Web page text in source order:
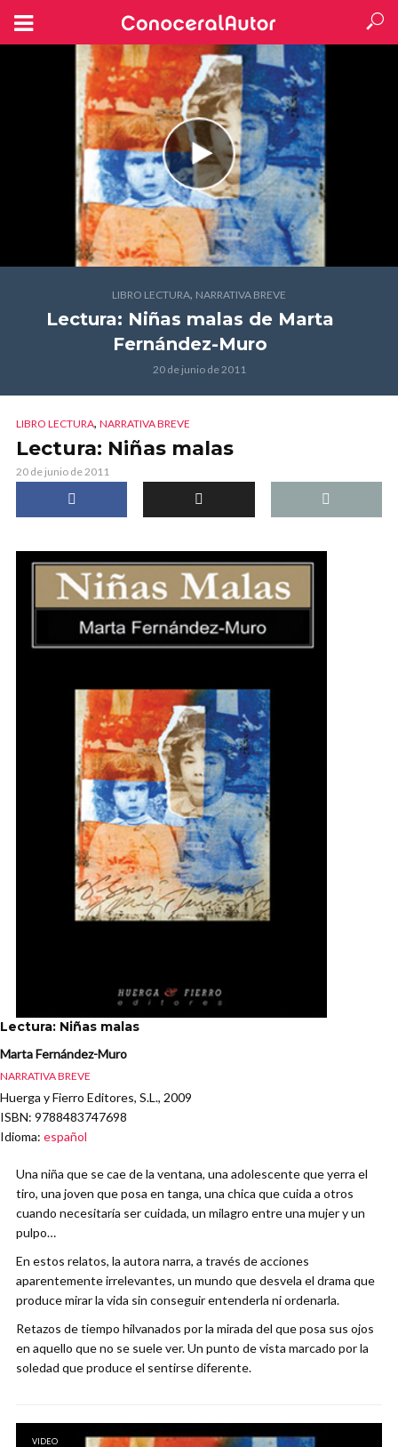
LIBRO LECTURA, NARRATIVA BREVE
Lectura: Niñas malas de Marta
Fernández-Muro
20 de junio de 2011
LIBRO LECTURA, NARRATIVA BREVE
Lectura: Niñas malas
20 de junio de 2011
Lectura: Niñas malas
Marta Fernández-Muro
NARRATIVA BREVE
Huerga y Fierro Editores, S.L., 2009
ISBN: 9788483747698
Idioma: español
Una niña que se cae de la ventana, una adolescente que yerra el
tiro, una joven que posa en tanga, una chica que cuida a otros
cuando necesitaría ser cuidada, un milagro entre una mujer y un
pulpo…
En estos relatos, la autora narra, a través de acciones
aparentemente irrelevantes, un mundo que desvela el drama que
produce mirar la vida sin conseguir entenderla ni ordenarla.
Retazos de tiempo hilvanados por la mirada del que posa sus ojos
en aquello que no se suele ver. Un punto de vista marcado por la
soledad que produce el sentirse diferente.
VIDEO